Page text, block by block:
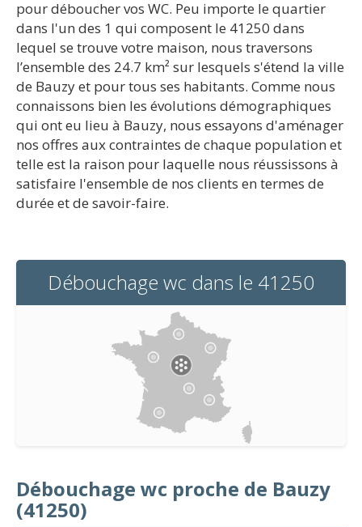
pour déboucher vos WC. Peu importe le quartier
dans l'un des 1 qui composent le 41250 dans
lequel se trouve votre maison, nous traversons
l’ensemble des 24.7 km² sur lesquels s'étend la ville
de Bauzy et pour tous ses habitants. Comme nous
connaissons bien les évolutions démographiques
qui ont eu lieu à Bauzy, nous essayons d'aménager
nos offres aux contraintes de chaque population et
telle est la raison pour laquelle nous réussissons à
satisfaire l'ensemble de nos clients en termes de
durée et de savoir-faire.
Débouchage wc dans le 41250
Débouchage wc proche de Bauzy
(41250)